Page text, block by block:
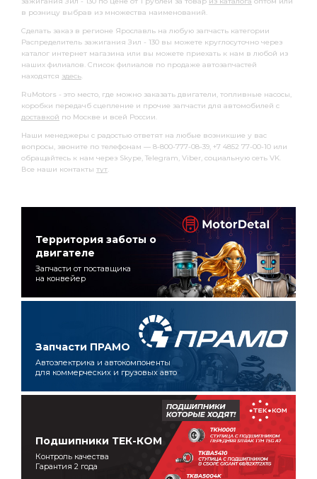
в розницу выбрав из множества наименований.
Сделать заказ в регионе Ярославль на любую запчасть категории
Распределитель зажигания Зил - 130 вы можете круглосуточно через
каталог интернет магазина или вы можете приехать к нам в любой из
наших филиалов. Список филиалов по продаже автозапчастей
находятся здесь.
RuMotors - это место, где можно заказать двигатели, топливные насосы,
коробки передачб сцепление и прочие запчасти для автомобилей с
доставкой по Москве и всей России.
Наши менеджеры с радостью ответят на любые возникшие у вас
вопросы, звоните по телефонам — 8-800-777-08-39, +7 4852 77-00-10 или
обращайтесь к нам через Skype, Telegram, Viber, социальную сеть VK.
Все наши контакты тут.
Территория заботы о
двигателе
Запчасти от поставщика
на конвейер
Запчасти ПРАМО
Автоэлектрика и автокомпоненты
для коммерческих и грузовых авто
Подшипники ТЕК-КОМ
Контроль качества
Гарантия 2 года